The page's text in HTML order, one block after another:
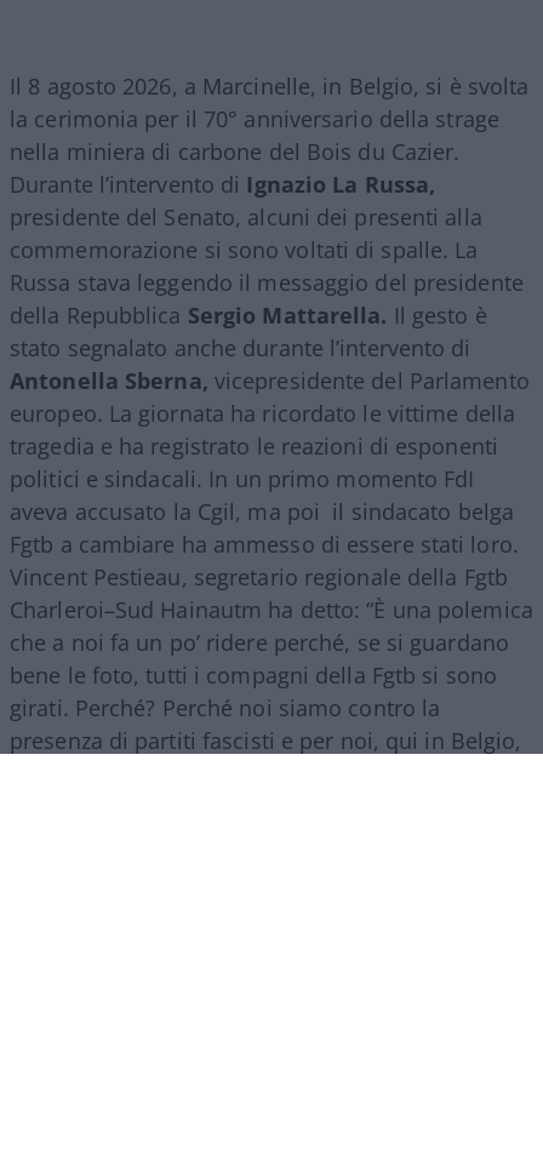
Il 8 agosto 2026, a Marcinelle, in Belgio, si è svolta
la cerimonia per il 70° anniversario della strage
nella miniera di carbone del Bois du Cazier.
Durante l’intervento di Ignazio La Russa,
presidente del Senato, alcuni dei presenti alla
commemorazione si sono voltati di spalle. La
Russa stava leggendo il messaggio del presidente
della Repubblica Sergio Mattarella. Il gesto è
stato segnalato anche durante l’intervento di
Antonella Sberna, vicepresidente del Parlamento
europeo. La giornata ha ricordato le vittime della
tragedia e ha registrato le reazioni di esponenti
politici e sindacali. In un primo momento FdI
aveva accusato la Cgil, ma poi il sindacato belga
Fgtb a cambiare ha ammesso di essere stati loro.
Vincent Pestieau, segretario regionale della Fgtb
Charleroi–Sud Hainautm ha detto: “È una polemica
che a noi fa un po’ ridere perché, se si guardano
bene le foto, tutti i compagni della Fgtb si sono
girati. Perché? Perché noi siamo contro la
presenza di partiti fascisti e per noi, qui in Belgio,